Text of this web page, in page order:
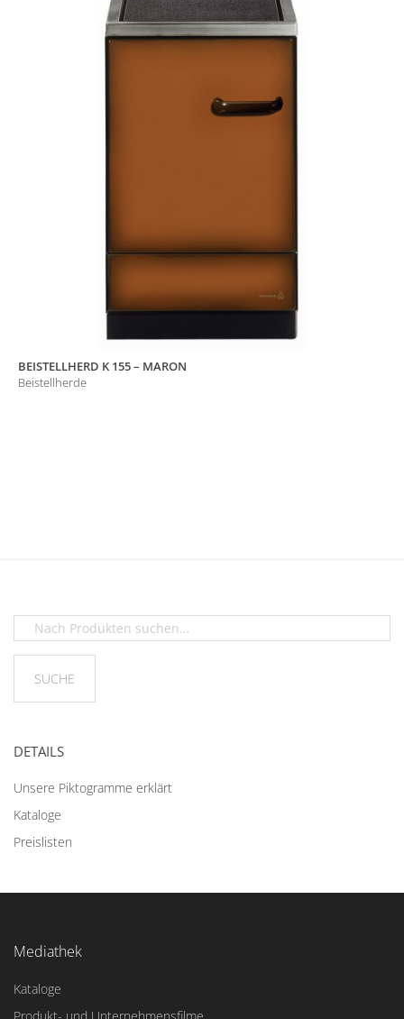
BEISTELLHERD K 155 – MARON
Beistellherde
DETAILS
Unsere Piktogramme erklärt
Kataloge
Preislisten
Mediathek
Kataloge